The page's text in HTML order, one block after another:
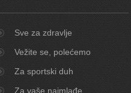
Sve za zdravlje
Vežite se, polećemo
Za sportski duh
Za vaše najmlađe